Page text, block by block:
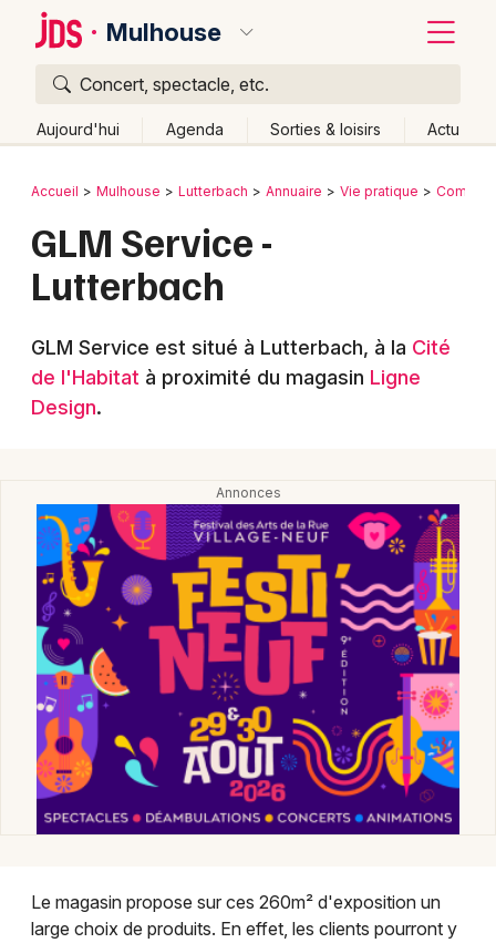
Mulhouse
Concert, spectacle, etc.
Aujourd'hui Agenda Sorties & loisirs Actu
Publier un événement
Activité & Expérience
Spectacles
Concerts
Sports
Soirées
Sorties famille
Expos
Déco Maison dans le Haut-Rhin
Bordeaux
Colmar
Lyon
Marseille
Montpellier
Nantes
Nice
Paris
Strasbourg
Toulouse
Toutes les villes
Retour
Accueil Mulhouse Lutterbach Annuaire Vie pratique
GLM Service -
Lutterbach
GLM Service est situé à Lutterbach, à la Cité
de l'Habitat à proximité du magasin Ligne
Design.
Le magasin propose sur ces 260m² d'exposition un
large choix de produits. En effet, les clients pourront y
Quoi ?
Où ?
Partout
Près de moi Changer de lieu
Quand ?